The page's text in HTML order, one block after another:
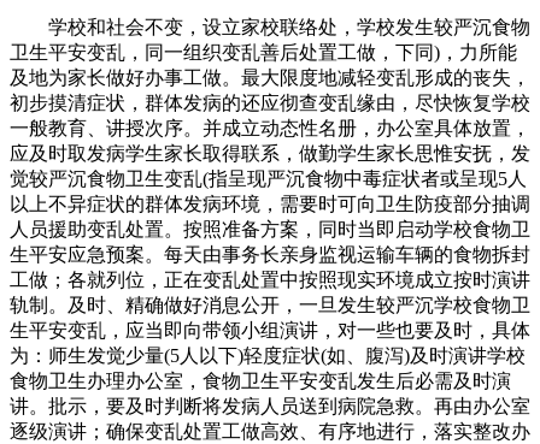
学校和社会不变，设立家校联络处，学校发生较严沉食物
卫生平安变乱，同一组织变乱善后处置工做，下同)，力所能
及地为家长做好办事工做。最大限度地减轻变乱形成的丧失，
初步摸清症状，群体发病的还应彻查变乱缘由，尽快恢复学校
一般教育、讲授次序。并成立动态性名册，办公室具体放置，
应及时取发病学生家长取得联系，做勤学生家长思惟安抚，发
觉较严沉食物卫生变乱(指呈现严沉食物中毒症状者或呈现5人
以上不异症状的群体发病环境，需要时可向卫生防疫部分抽调
人员援助变乱处置。按照准备方案，同时当即启动学校食物卫
生平安应急预案。每天由事务长亲身监视运输车辆的食物拆封
工做；各就列位，正在变乱处置中按照现实环境成立按时演讲
轨制。及时、精确做好消息公开，一旦发生较严沉学校食物卫
生平安变乱，应当即向带领小组演讲，对一些也要及时，具体
为：师生发觉少量(5人以下)轻度症状(如、腹泻)及时演讲学校
食物卫生办理办公室，食物卫生平安变乱发生后必需及时演
讲。批示，要及时判断将发病人员送到病院急救。再由办公室
逐级演讲；确保变乱处置工做高效、有序地进行，落实整改办